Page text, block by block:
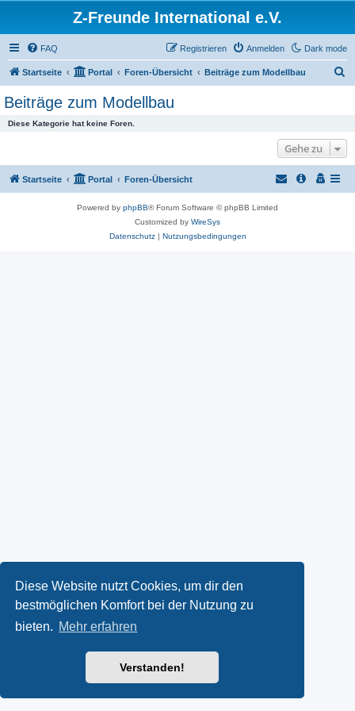
Diese Website nutzt Cookies, um dir den
bestmöglichen Komfort bei der Nutzung zu
bieten. Mehr erfahren
Verstanden!
Z-Freunde International e.V.
Dark mode
FAQ Anmelden
Registrieren
Startseite Portal Foren-Übersicht Beiträge zum Modellbau
Beiträge zum Modellbau
Diese Kategorie hat keine Foren.
Gehe zu
Startseite Portal Foren-Übersicht
Powered by phpBB® Forum Software © phpBB Limited
Customized by WireSys
Datenschutz| Nutzungsbedingungen